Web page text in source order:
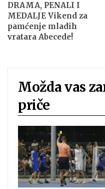
DRAMA, PENALI I
MEDALJE Vikend za
pamćenje mladih
vratara Abecede!
Možda vas
priče